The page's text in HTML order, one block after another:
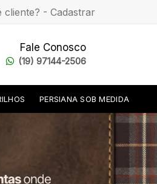
cliente? - Cadastrar
Fale Conosco
(19) 97144-2506
PERSIANA SOB MEDIDA